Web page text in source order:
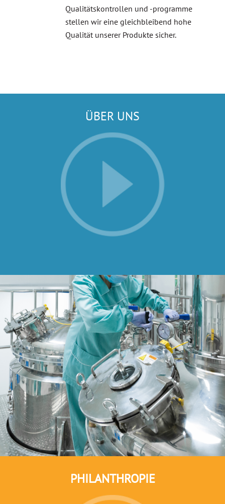
Qualitätskontrollen und -programme
stellen wir eine gleichbleibend hohe
Qualität unserer Produkte sicher.
ÜBER UNS
PHILANTHROPIE